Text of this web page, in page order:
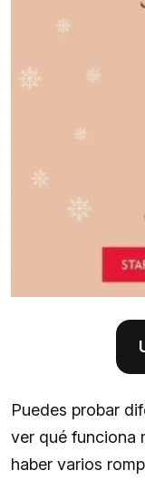
Puedes probar
ver qué funciona
haber varios